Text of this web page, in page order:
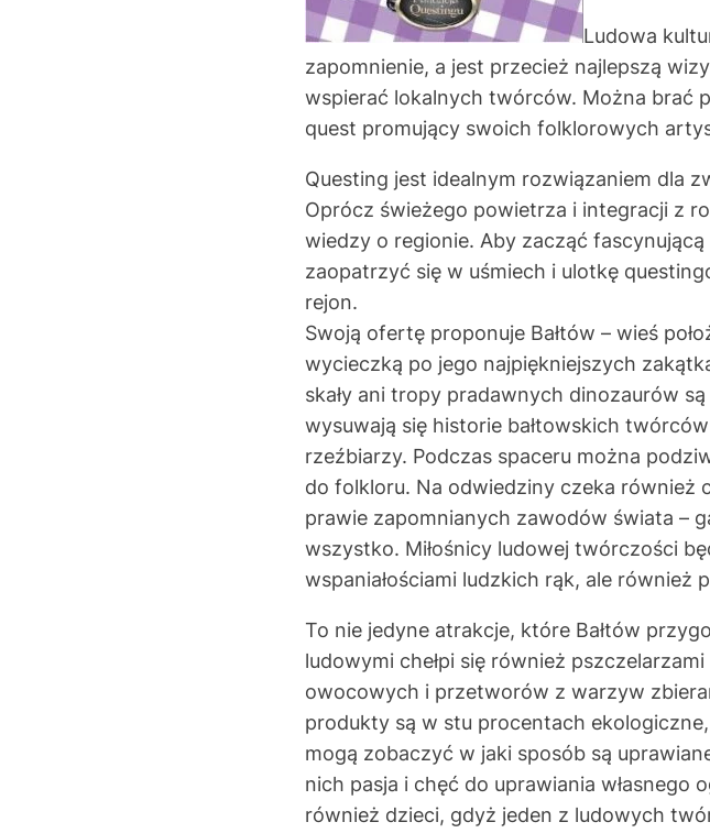
Ludowa
zapomnienie, a jest przecież najlepszą
wspierać lokalnych twórców. Można brać
quest promujący swoich folklorowych
Questing jest idealnym rozwiązaniem dla
Oprócz świeżego powietrza i integracji z
wiedzy o regionie. Aby zacząć
zaopatrzyć się w uśmiech i ulotkę
rejon.
Swoją ofertę proponuje Bałtów – wieś
wycieczką po jego najpiękniejszych
skały ani tropy pradawnych dinozaurów
wysuwają się historie bałtowskich
rzeźbiarzy. Podczas spaceru można
do folkloru. Na odwiedziny czeka również
prawie zapomnianych zawodów świata –
wszystko. Miłośnicy ludowej twórczości
wspaniałościami ludzkich rąk, ale
To nie jedyne atrakcje, które Bałtów
ludowymi chełpi się również
owocowych i przetworów z warzyw
produkty są w stu procentach
mogą zobaczyć w jaki sposób są
nich pasja i chęć do uprawiania własnego
również dzieci, gdyż jeden z ludowych